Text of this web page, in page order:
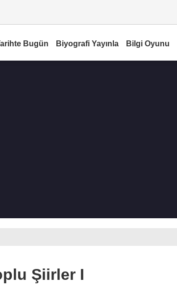
Bugün Biyografi Yayınla Bilgi Oyunu
Şiirler I